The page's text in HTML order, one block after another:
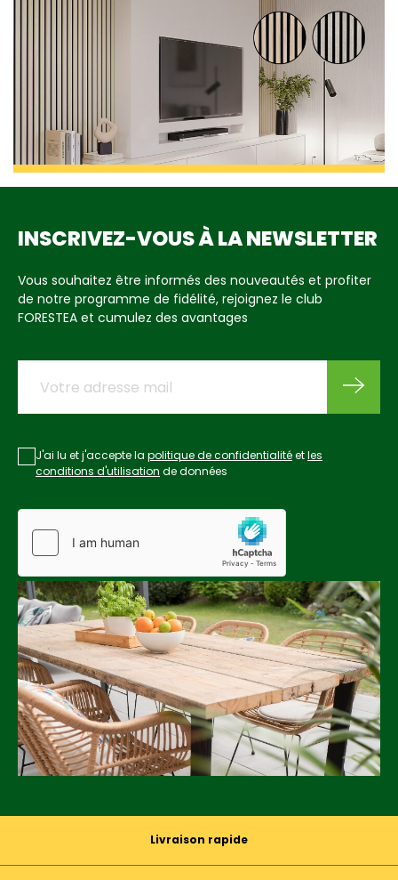
INSCRIVEZ-VOUS À LA NEWSLETTER
Vous souhaitez être informés des nouveautés et profiter
de notre programme de fidélité, rejoignez le club
FORESTEA et cumulez des avantages
J'ai lu et j'accepte la politique de confidentialitéetles
conditions d'utilisation de données
Livraison rapide